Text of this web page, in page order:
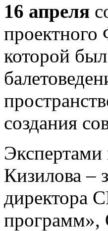
16 апреля
которой
создания
Кизилова –
директора
программ»,